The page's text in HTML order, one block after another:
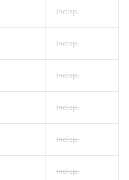
Indisp.
Indisp.
Indisp.
Indisp.
Indisp.
Indisp.